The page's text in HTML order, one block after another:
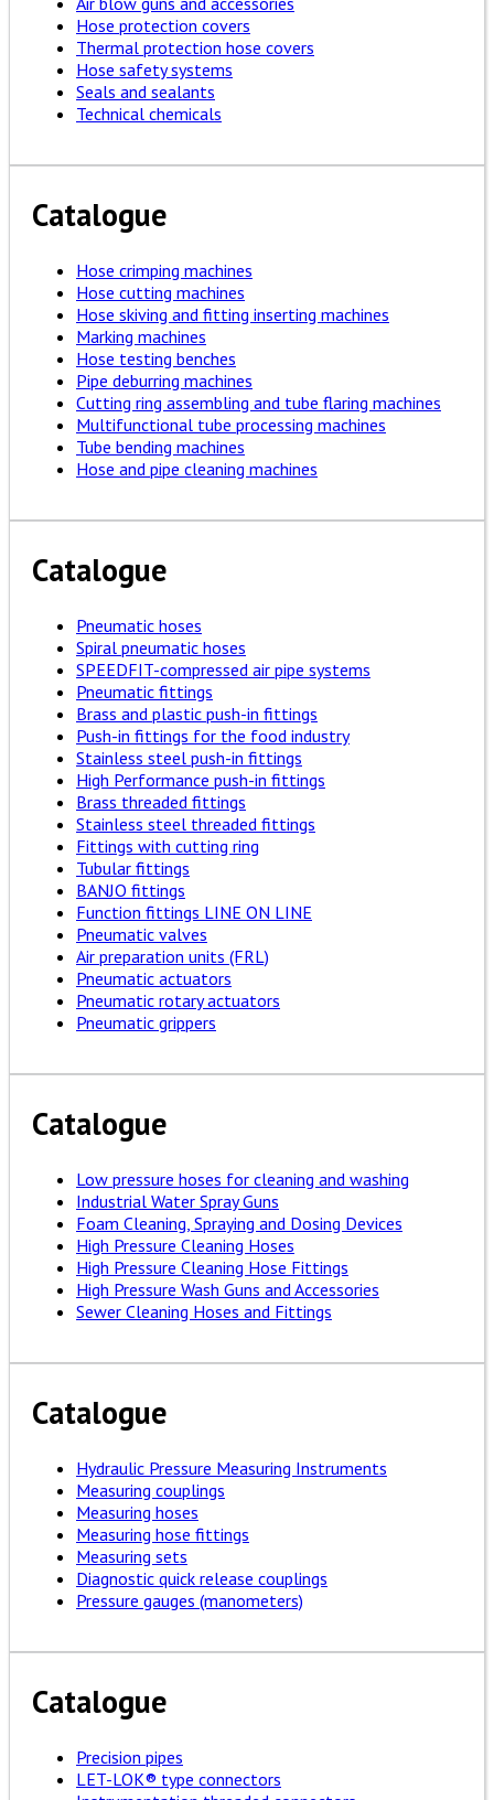
Hose protection covers
Thermal protection hose covers
Hose safety systems
Seals and sealants
Technical chemicals
Catalogue
Hose crimping machines
Hose cutting machines
Hose skiving and fitting inserting machines
Marking machines
Hose testing benches
Pipe deburring machines
Cutting ring assembling and tube flaring machines
Multifunctional tube processing machines
Tube bending machines
Hose and pipe cleaning machines
Catalogue
Pneumatic hoses
Spiral pneumatic hoses
SPEEDFIT-compressed air pipe systems
Pneumatic fittings
Brass and plastic push-in fittings
Push-in fittings for the food industry
Stainless steel push-in fittings
High Performance push-in fittings
Brass threaded fittings
Stainless steel threaded fittings
Fittings with cutting ring
Tubular fittings
BANJO fittings
Function fittings LINE ON LINE
Pneumatic valves
Air preparation units (FRL)
Pneumatic actuators
Pneumatic rotary actuators
Pneumatic grippers
Catalogue
Low pressure hoses for cleaning and washing
Industrial Water Spray Guns
Foam Cleaning, Spraying and Dosing Devices
High Pressure Cleaning Hoses
High Pressure Cleaning Hose Fittings
High Pressure Wash Guns and Accessories
Sewer Cleaning Hoses and Fittings
Catalogue
Hydraulic Pressure Measuring Instruments
Measuring couplings
Measuring hoses
Measuring hose fittings
Measuring sets
Diagnostic quick release couplings
Pressure gauges (manometers)
Catalogue
Precision pipes
LET-LOK® type connectors